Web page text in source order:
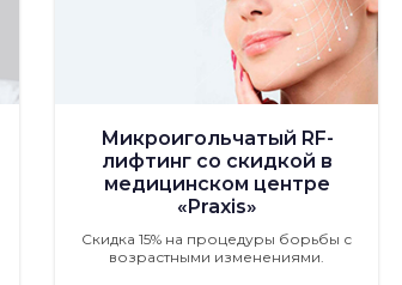
Микроигольчатый RF-
лифтинг со скидкой в
медицинском центре
«Praxis»
Скидка 15% на процедуры борьбы с
возрастными изменениями.